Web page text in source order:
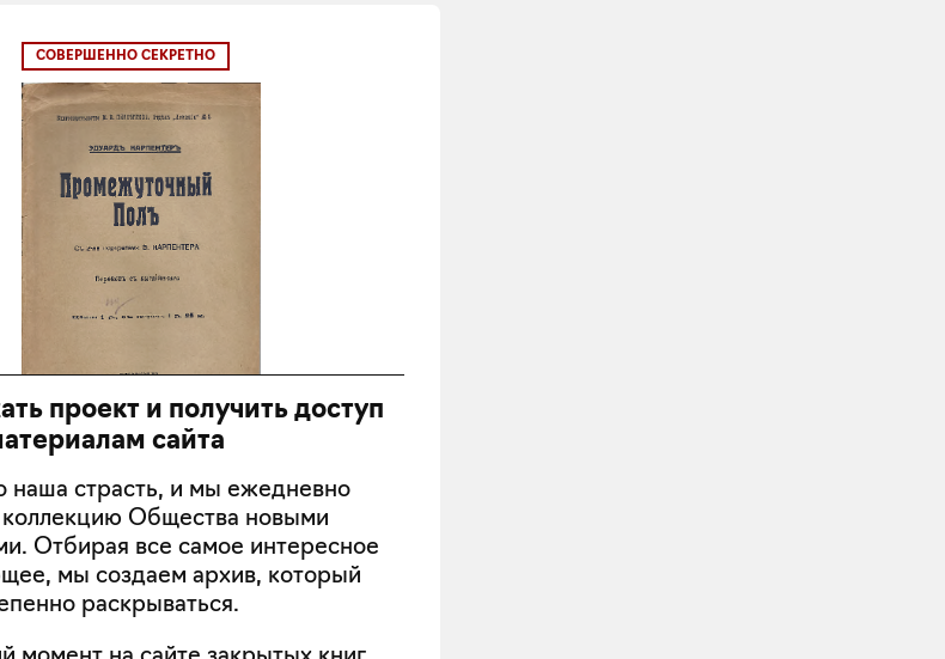
СОВЕРШЕННО СЕКРЕТНО
проект и получить доступ
сайта
наша страсть, и мы ежедневно
Общества новыми
Отбирая все самое интересное
мы создаем архив, который
раскрываться.